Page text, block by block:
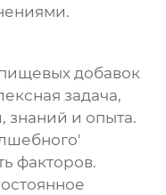
добавок
задача,
знаний и опыта.
факторов.